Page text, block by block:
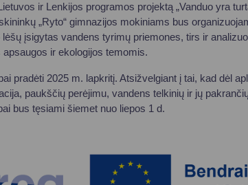
ir Lenkijos programos projektą „Vanduo yra
„Ryto“ gimnazijos mokiniams bus
lėšų įsigytas vandens tyrimų priemones, tirs ir
apsaugos ir ekologijos temomis.
pradėti 2025 m. lapkritį. Atsižvelgiant į tai, kad dėl
paukščių perėjimu, vandens telkinių ir jų
bus tęsiami šiemet nuo liepos 1 d.